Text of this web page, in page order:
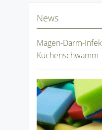
News
Magen-Darm-
Küchenschwamm